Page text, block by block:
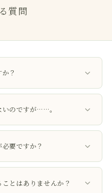
質問
？
してお話しいただけるよう、
す。
いのですが……。
する」「うまく言葉にできな
気持ちを整理していきます。
要ですか？
法でご参加ください。
とはありませんか？